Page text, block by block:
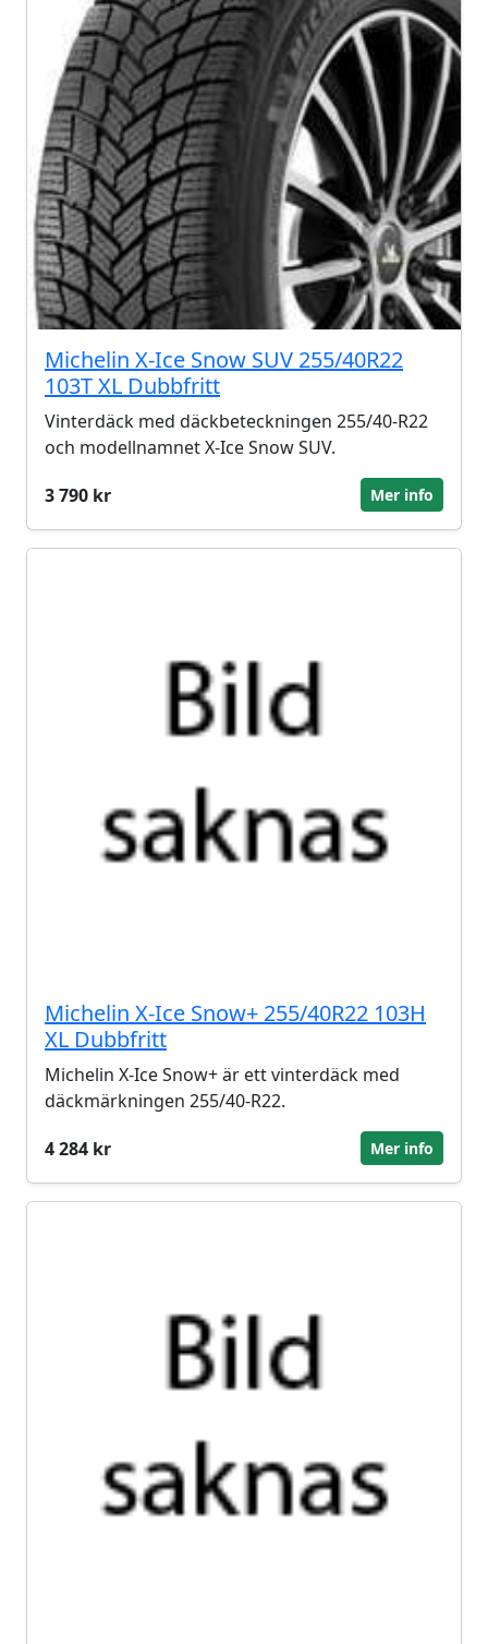
Michelin X-Ice Snow SUV 255/40R22
103T XL Dubbfritt
Vinterdäck med däckbeteckningen 255/40-R22
och modellnamnet X-Ice Snow SUV.
3 790 kr
Mer info
Michelin X-Ice Snow+ 255/40R22 103H
XL Dubbfritt
Michelin X-Ice Snow+ är ett vinterdäck med
däckmärkningen 255/40-R22.
4 284 kr
Mer info